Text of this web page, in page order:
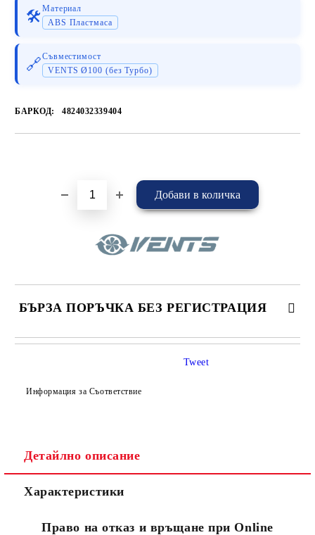
🛠️ Материал
ABS Пластмаса
🔗Съвместимост
VENTS Ø100 (без Турбо)
БАРКОД: 4824032339404
БЪРЗА ПОРЪЧКА БЕЗ РЕГИСТРАЦИЯ
САМО ПОПЪЛНЕТЕ 4 ПОЛЕТА
Съгласен съм сПолитиката за лични данни
Ние ще се свържем с вас в рамките на работния ден.
Информация за Съответствие
Tweet
Детайлно описание
Характеристики
Право на отказ и връщане при Online